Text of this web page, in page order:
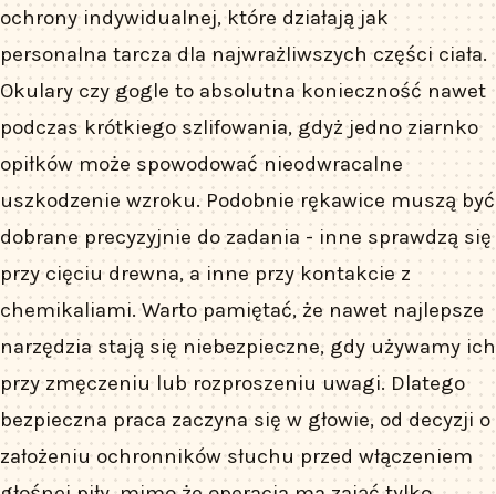
ochrony indywidualnej, które działają jak
personalna tarcza dla najwrażliwszych części ciała.
Okulary czy gogle to absolutna konieczność nawet
podczas krótkiego szlifowania, gdyż jedno ziarnko
opiłków może spowodować nieodwracalne
uszkodzenie wzroku. Podobnie rękawice muszą być
dobrane precyzyjnie do zadania - inne sprawdzą się
przy cięciu drewna, a inne przy kontakcie z
chemikaliami. Warto pamiętać, że nawet najlepsze
narzędzia stają się niebezpieczne, gdy używamy ich
przy zmęczeniu lub rozproszeniu uwagi. Dlatego
bezpieczna praca zaczyna się w głowie, od decyzji o
założeniu ochronników słuchu przed włączeniem